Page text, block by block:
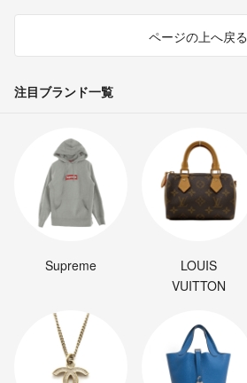
ページの上へ戻る
注目ブランド一覧
Supreme
LOUIS
VUITTON